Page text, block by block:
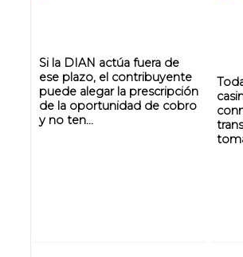
Si la DIAN actúa fuera de
ese plazo, el contribuyente
puede alegar la prescripción
de la oportunidad de cobro
y no ten...